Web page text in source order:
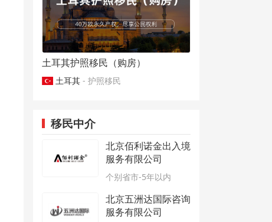
土耳其护照移民（购房）
土耳其- 护照移民
移民中介
北京佰利诺金出入境
服务有限公司
个别省市-5年以内
北京五洲达国际咨询
服务有限公司